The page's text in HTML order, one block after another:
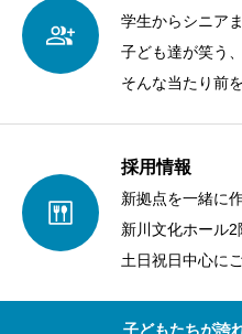
学生からシニア
子ども達が笑う
そんな当たり前
採用情報
新拠点を一緒に
新川文化ホール2
土日祝日中心に
子どもたちが誇